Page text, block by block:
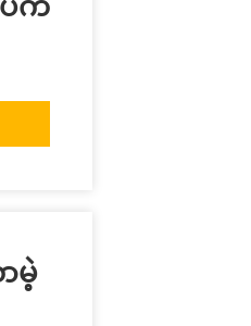
မဲ့